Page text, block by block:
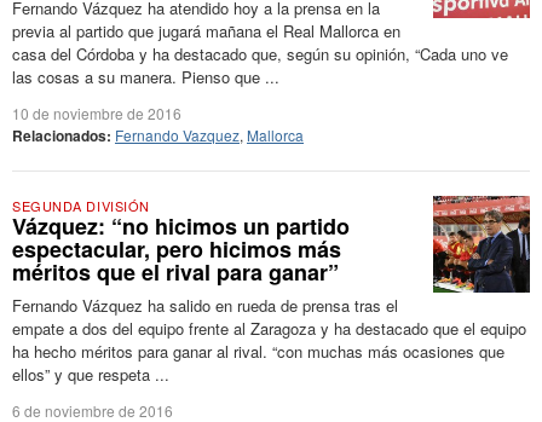
Fernando Vázquez ha atendido hoy a la prensa en la
previa al partido que jugará mañana el Real Mallorca en
casa del Córdoba y ha destacado que, según su opinión, “Cada uno ve
las cosas a su manera. Pienso que ...
10 de noviembre de 2016
Relacionados: Fernando Vazquez, Mallorca
SEGUNDA DIVISIÓN
Vázquez: “no hicimos un partido
espectacular, pero hicimos más
méritos que el rival para ganar”
Fernando Vázquez ha salido en rueda de prensa tras el
empate a dos del equipo frente al Zaragoza y ha destacado que el equipo
ha hecho méritos para ganar al rival. “con muchas más ocasiones que
ellos” y que respeta ...
6 de noviembre de 2016